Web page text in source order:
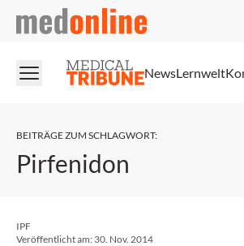
medonline
NewsLernwelt
BEITRÄGE ZUM SCHLAGWORT:
Pirfenidon
IPF
Veröffentlicht am: 30. Nov. 2014